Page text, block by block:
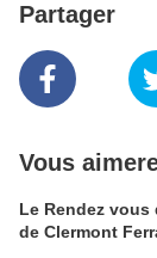
Partager
Vous
Le Rendez vous
de Clermont